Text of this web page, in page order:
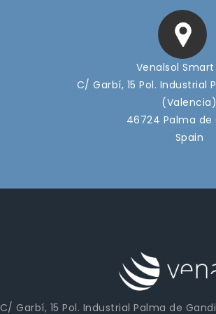
Venalsol
C/ Garbí, 15 Pol. Industrial
(Valencia)
46724 Palma de
Spain
C/ Garbí, 15 Pol. Industrial Palma de